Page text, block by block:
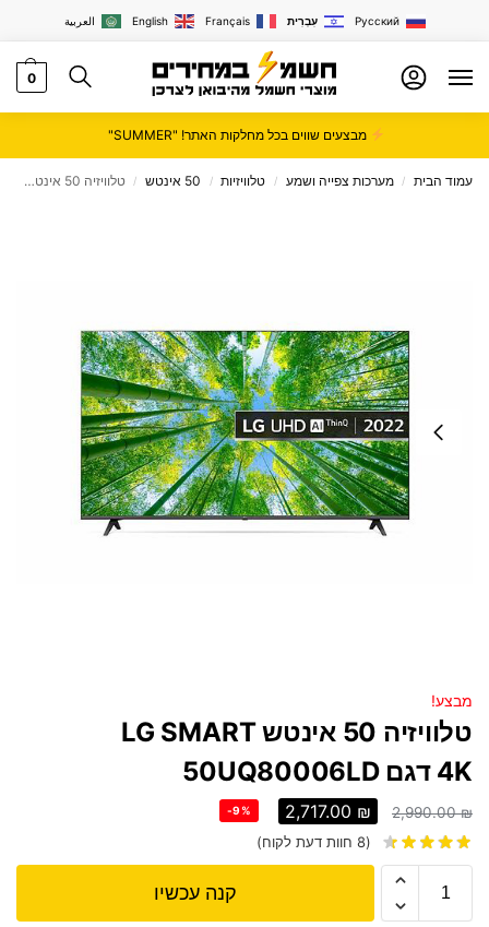
العربية English Français עִבְרִית Русский
0
מבצעים שווים בכל מחלקות האתר! "SUMMER"
עמוד הבית / מערכות צפייה ושמע / טלוויזיות / 50 אינטש / טלוויזיה 50 אינטש LG SMART 4K דגם 50UQ80006LD
מבצע!
טלוויזיה 50 אינטש LG SMART
4K דגם 50UQ80006LD
2,990.00₪
2,717.00 ₪
-9%
(
8 חוות דעת לקוח)
קנה עכשיו